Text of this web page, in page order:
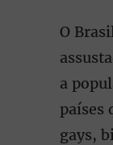
O
a
países
gays,